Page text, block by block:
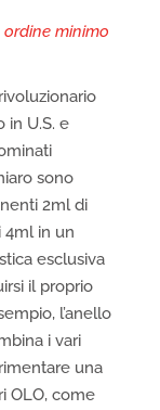
minimo
in U.S. e
sono
2ml di
4ml in un
esclusiva
il proprio
l’anello
i vari
una
OLO, come